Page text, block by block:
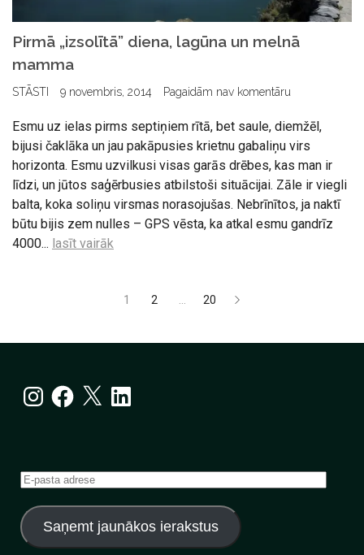
Pirmā „izsolītā” diena, lagūna un melnā
mamma
STĀSTI 9 novembris, 2014 Pagaidām nav komentāru
Esmu uz ielas pirms septiņiem rītā, bet saule, diemžēl,
bijusi čaklāka un jau pakāpusies krietnu gabaliņu virs
horizonta. Esmu uzvilkusi visas garās drēbes, kas man ir
līdzi, un jūtos saģērbusies atbilstoši situācijai. Zāle ir viegli
balta, koka soliņu virsmas norasojušas. Nebrīnītos, ja naktī
būtu bijis zem nulles – GPS vēsta, ka atkal esmu gandrīz
4000... lasīt vairāk
lappusēm
1 2 20
InstagramFacebook
X LinkedIn
E-
adrese
Saņemt jaunākos ierakstus